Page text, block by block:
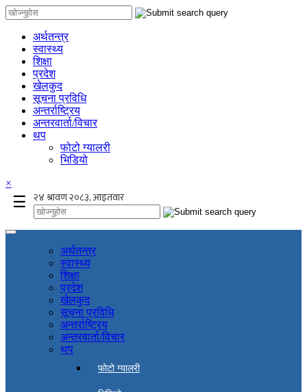
अर्थतन्त्र
स्वास्थ्य
शिक्षा
प्रदेश
खेलकुद
सूचना प्रविधि
अन्तर्राष्ट्रिय
अन्तरवार्ता/विचार
थप
फोटो ग्यालरी
भिडियो
×
☰
अर्थतन्त्र
स्वास्थ्य
शिक्षा
प्रदेश
खेलकुद
सूचना प्रविधि
अन्तर्राष्ट्रिय
अन्तरवार्ता/विचार
थप
फोटो ग्यालरी